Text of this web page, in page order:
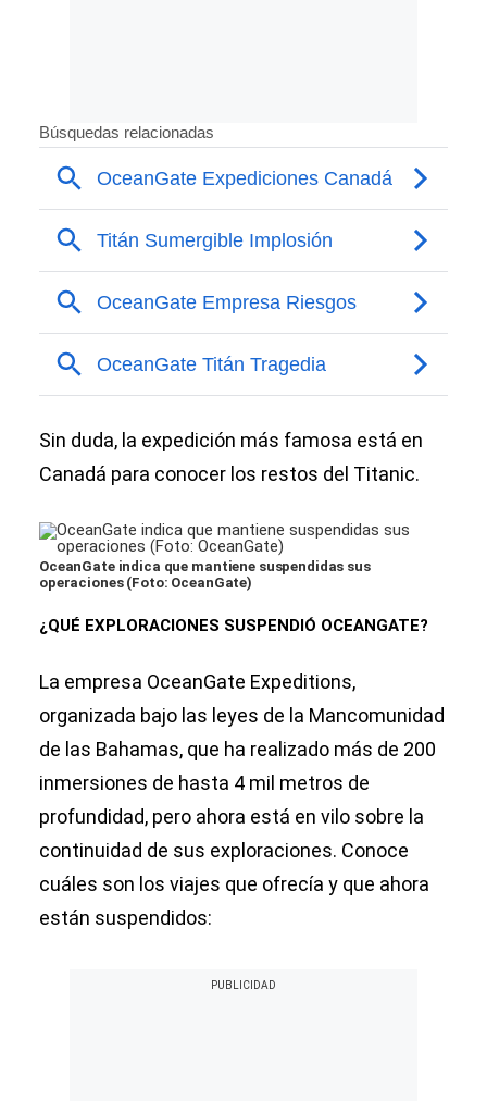
Sin duda, la expedición más famosa está en
Canadá para conocer los restos del Titanic.
OceanGate indica que mantiene suspendidas sus
operaciones (Foto: OceanGate)
¿QUÉ EXPLORACIONES SUSPENDIÓ OCEANGATE?
La empresa OceanGate Expeditions,
organizada bajo las leyes de la Mancomunidad
de las Bahamas, que ha realizado más de 200
inmersiones de hasta 4 mil metros de
profundidad, pero ahora está en vilo sobre la
continuidad de sus exploraciones. Conoce
cuáles son los viajes que ofrecía y que ahora
están suspendidos: